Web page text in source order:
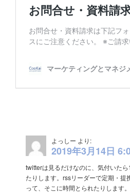
よっしー より:
2019年3月14日
twitterは見るだけなのに、気付いた
たりします。rssリーダーで定期・提
って、そこに時間とられたりします